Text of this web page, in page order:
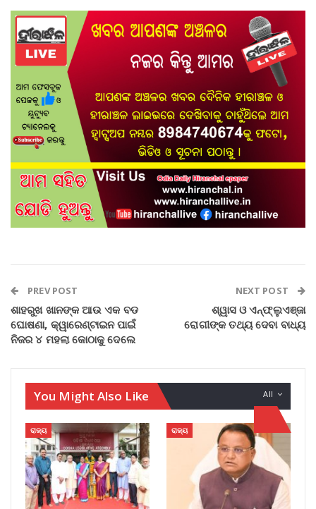
PREV POST
ଶାହରୁଖ ଖାନଙ୍କ ଆଉ ଏକ ବଡ
ଘୋଷଣା, କ୍ୱାରେଣ୍ଟାଇନ ପାଇଁ
ନିଜର ୪ ମହଲା କୋଠାକୁ ଦେଲେ
NEXT POST
ଶ୍ୱାସ ଓ ଏନ୍‌ଫ୍ଲୁଏଞ୍ଜା
ରୋଗୀଙ୍କ ତଥ୍ୟ ଦେବା ବାଧ୍ୟ
All
You Might Also Like
ରାଜ୍ୟ ରାଜ୍ୟ